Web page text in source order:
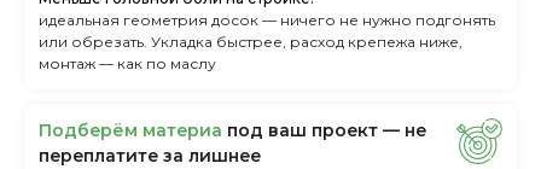
идеальная геометрия досок — ничего не нужно подгонять
или обрезать. Укладка быстрее, расход крепежа ниже,
монтаж — как по маслу
Пoдбepём мaтepиa пoд вaш пpoeкт — нe
пepeплaтитe зa лишнee